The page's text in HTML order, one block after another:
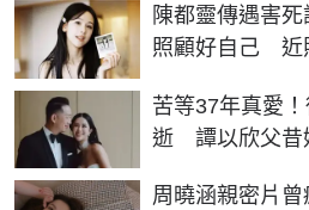
陳都靈傳遇害死
照顧好自己 近
苦等37年真愛
逝 譚以欣父昔
周曉涵親密片